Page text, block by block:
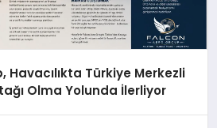
Havacılıkta Türkiye Merkezli
Olma Yolunda İlerliyor